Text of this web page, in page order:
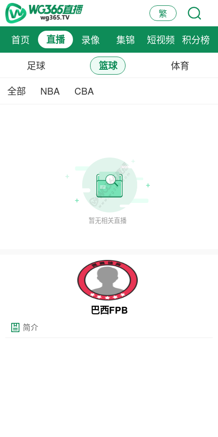
繁
首页 直播 录像 集锦 短视频 积分榜
足球
篮球
体育
全部
NBA CBA
暂无相关直播
巴西FPB
简介